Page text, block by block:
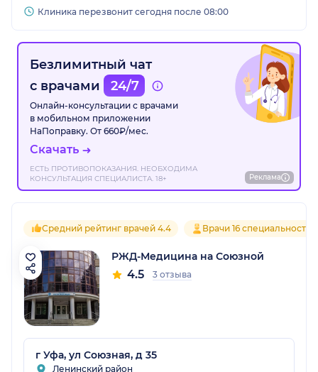
Клиника перезвонит сегодня после 08:00
Безлимитный чат
с врачами
24/7
Онлайн-консультации с врачами
в мобильном приложении
НаПоправку. От 660₽/мес.
Скачать
ЕСТЬ ПРОТИВОПОКАЗАНИЯ. НЕОБХОДИМА
КОНСУЛЬТАЦИЯ СПЕЦИАЛИСТА. 18+
Реклама
Средний рейтинг врачей 4.4 Врачи 16 специальностей
РЖД-Медицина на Союзной
4.5 3 отзыва
г Уфа, ул Союзная, д 35
Ленинский район